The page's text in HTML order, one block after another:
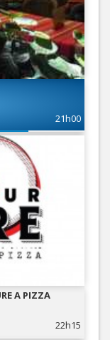
21h00
A PIZZA
22h15